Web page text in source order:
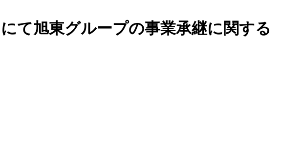
て旭東グループの事業承継に関する